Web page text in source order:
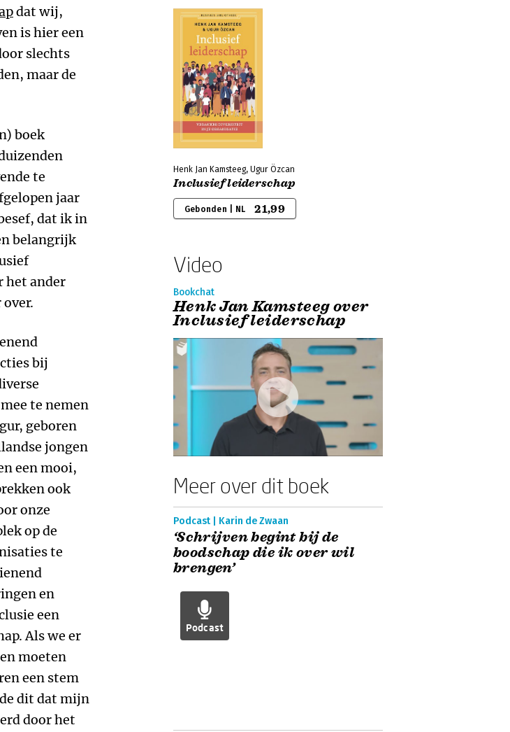
dat wij,
is hier een
slechts
maar de
boek
te
jaar
dat ik in
belangrijk
het ander
bij
te nemen
geboren
jongen
een mooi,
ook
onze
op de
te
en
een
Als we er
moeten
een stem
dit dat mijn
door het
Henk Jan Kamsteeg, Ugur Özcan
Inclusief leiderschap
Gebonden | NL 21,99
Video
Bookchat
Henk Jan Kamsteeg over
Inclusief leiderschap
Meer over dit boek
Podcast | Karin de Zwaan
‘Schrijven begint bij de
boodschap die ik over wil
brengen’
Podcast